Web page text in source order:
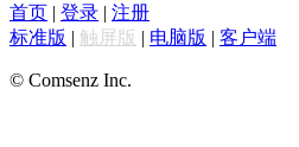
首页 | 登录 | 注册
标准版 | 触屏版 | 电脑版 | 客户端
© Comsenz Inc.